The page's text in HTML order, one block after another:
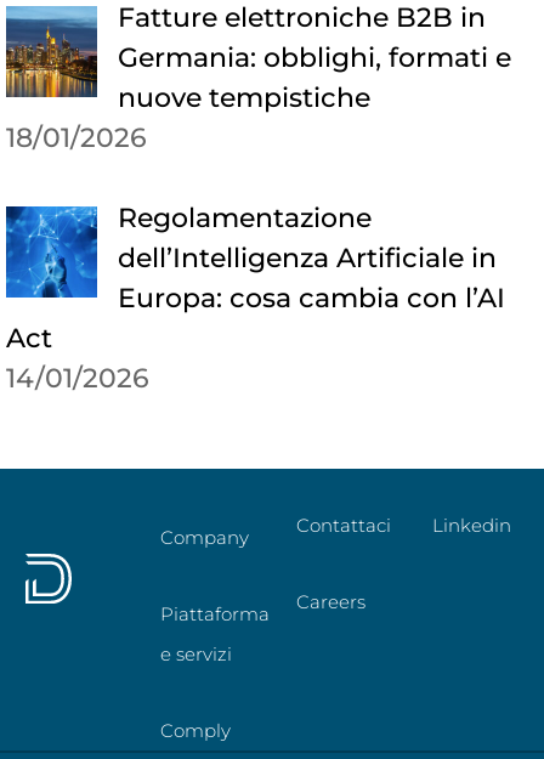
Fatture elettroniche B2B in
Germania: obblighi, formati e
nuove tempistiche
18/01/2026
Regolamentazione
dell’Intelligenza Artificiale in
Europa: cosa cambia con l’AI
Act
14/01/2026
Company
Piattaforma
e servizi
Comply
Contattaci
Careers
Linkedin